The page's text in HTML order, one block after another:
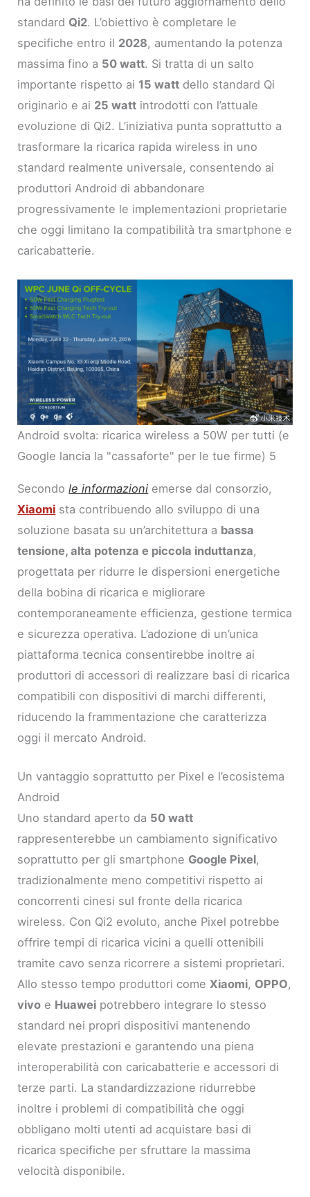
standard Qi2. L’obiettivo è completare le
specifiche entro il 2028, aumentando la potenza
massima fino a 50 watt. Si tratta di un salto
importante rispetto ai 15 watt dello standard Qi
originario e ai 25 watt introdotti con l’attuale
evoluzione di Qi2. L’iniziativa punta soprattutto a
trasformare la ricarica rapida wireless in uno
standard realmente universale, consentendo ai
produttori Android di abbandonare
progressivamente le implementazioni proprietarie
che oggi limitano la compatibilità tra smartphone e
caricabatterie.
Android svolta: ricarica wireless a 50W per tutti (e
Google lancia la "cassaforte" per le tue firme) 5
Secondole informazioni emerse dal consorzio,
Xiaomi sta contribuendo allo sviluppo di una
soluzione basata su un’architettura a bassa
tensione, alta potenza e piccola induttanza,
progettata per ridurre le dispersioni energetiche
della bobina di ricarica e migliorare
contemporaneamente efficienza, gestione termica
e sicurezza operativa. L’adozione di un’unica
piattaforma tecnica consentirebbe inoltre ai
produttori di accessori di realizzare basi di ricarica
compatibili con dispositivi di marchi differenti,
riducendo la frammentazione che caratterizza
oggi il mercato Android.
Un vantaggio soprattutto per Pixel e l’ecosistema
Android
Uno standard aperto da 50 watt
rappresenterebbe un cambiamento significativo
soprattutto per gli smartphone Google Pixel,
tradizionalmente meno competitivi rispetto ai
concorrenti cinesi sul fronte della ricarica
wireless. Con Qi2 evoluto, anche Pixel potrebbe
offrire tempi di ricarica vicini a quelli ottenibili
tramite cavo senza ricorrere a sistemi proprietari.
Allo stesso tempo produttori come Xiaomi, OPPO,
vivo e Huawei potrebbero integrare lo stesso
standard nei propri dispositivi mantenendo
elevate prestazioni e garantendo una piena
interoperabilità con caricabatterie e accessori di
terze parti. La standardizzazione ridurrebbe
inoltre i problemi di compatibilità che oggi
obbligano molti utenti ad acquistare basi di
ricarica specifiche per sfruttare la massima
velocità disponibile.